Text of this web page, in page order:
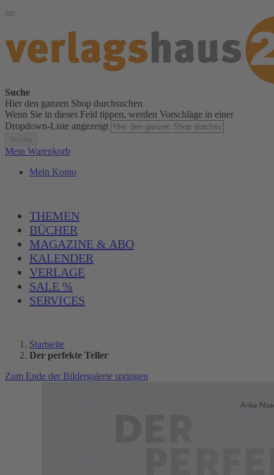
Suche
Hier den ganzen Shop durchsuchen
Wenn Sie in dieses Feld tippen, werden Vorschläge in einer
Dropdown-Liste angezeigt
Mein Warenkorb
Mein Konto
THEMEN
BÜCHER
MAGAZINE & ABO
KALENDER
VERLAGE
SALE %
SERVICES
Startseite
Der perfekte Teller
Zum Ende der Bildergalerie springen